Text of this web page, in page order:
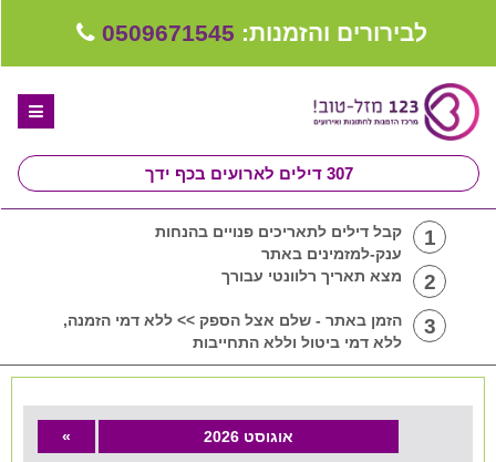
לבירורים והזמנות: 0509671545
307 דילים לארועים בכף ידך
ספקים לחתונה מומלצים
קבלו ייעוץ בחינם
קבוצת וואטסאפ-ספקים עונים LIVE
שירות אישי בקליק
1
קבל דילים לתאריכים פנויים בהנחות
ענק-למזמינים באתר
2 מצא תאריך רלוונטי עבורך
3
הזמן באתר - שלם אצל הספק >> ללא דמי הזמנה,
ללא דמי ביטול וללא התחייבות
אוגוסט 2026 »